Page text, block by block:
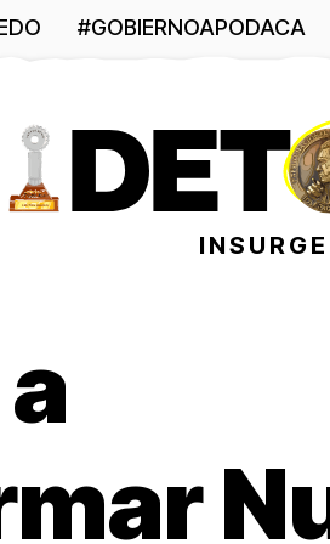
#GOBIERNOAPODACA